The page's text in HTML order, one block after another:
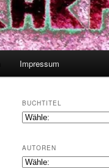
Impressum
BUCHTITEL
AUTOREN